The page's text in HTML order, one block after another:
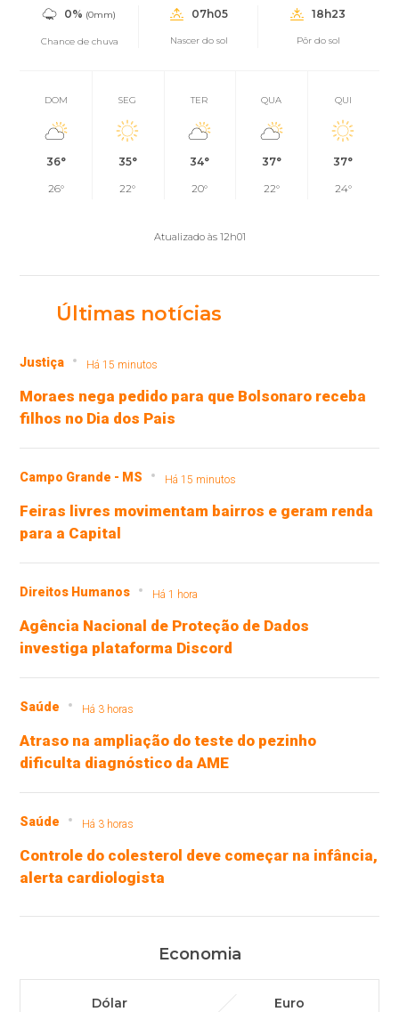
0% (0mm)
Chance de chuva
07h05
Nascer do sol
18h23
Pôr do sol
DOM
36°
26°
SEG
35°
22°
TER
34°
20°
QUA
37°
22°
QUI
37°
24°
Atualizado às 12h01
Últimas notícias
Justiça Há 15 minutos
Moraes nega pedido para que Bolsonaro receba
filhos no Dia dos Pais
Campo Grande - MS Há 15 minutos
Feiras livres movimentam bairros e geram renda
para a Capital
Direitos Humanos Há 1 hora
Agência Nacional de Proteção de Dados
investiga plataforma Discord
Saúde Há 3 horas
Atraso na ampliação do teste do pezinho
dificulta diagnóstico da AME
Saúde Há 3 horas
Controle do colesterol deve começar na infância,
alerta cardiologista
Economia
Dólar
Euro